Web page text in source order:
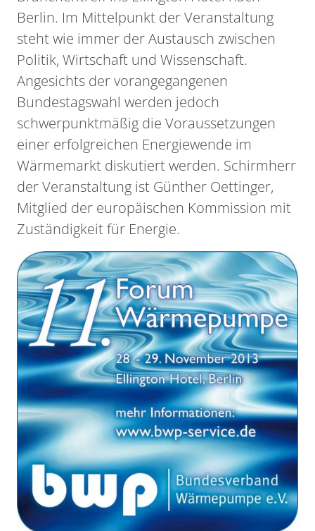
Berlin. Im Mittelpunkt der Veranstaltung
steht wie immer der Austausch zwischen
Politik, Wirtschaft und Wissenschaft.
Angesichts der vorangegangenen
Bundestagswahl werden jedoch
schwerpunktmäßig die Voraussetzungen
einer erfolgreichen Energiewende im
Wärmemarkt diskutiert werden. Schirmherr
der Veranstaltung ist Günther Oettinger,
Mitglied der europäischen Kommission mit
Zuständigkeit für Energie.